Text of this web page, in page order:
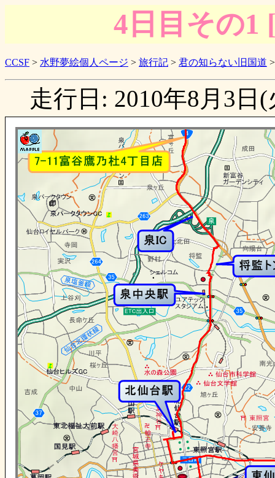
4日目その1
CCSF > 水野夢絵個人ページ > 旅行記 > 君の知らない旧国道
走行日: 2010年8月3日(